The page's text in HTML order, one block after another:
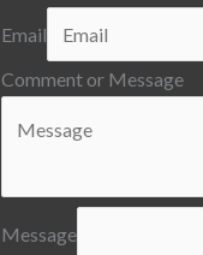
Email
Comment or Message
Message